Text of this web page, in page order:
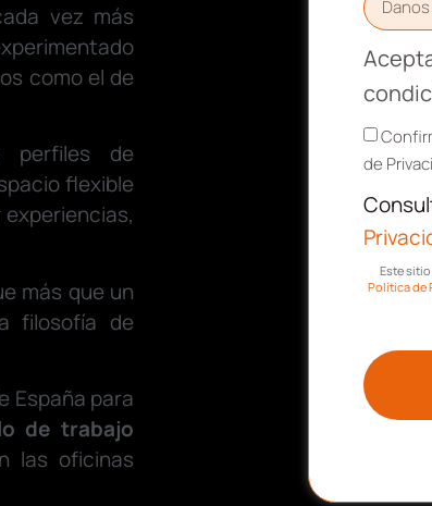
vez más
como el de
perfiles de
flexible
más que un
filosofía de
España para
de trabajo
las oficinas
de
Este
Política de